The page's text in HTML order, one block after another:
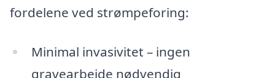
fordelene ved strømpeforing:
Minimal invasivitet – ingen
gravearbejde nødvendig